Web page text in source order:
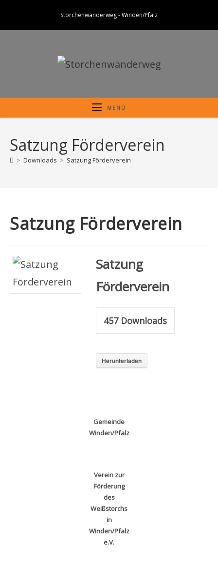
springen
Storchenwanderweg - Winden/Pfalz
MENÜ
Satzung Förderverein
> Downloads > Satzung Förderverein
Satzung Förderverein
Satzung
Förderverein
457Downloads
Herunterladen
Gemeinde
Winden/Pfalz
Verein zur
Förderung
des
Weißstorchs
in
Winden/Pfalz
e.V.